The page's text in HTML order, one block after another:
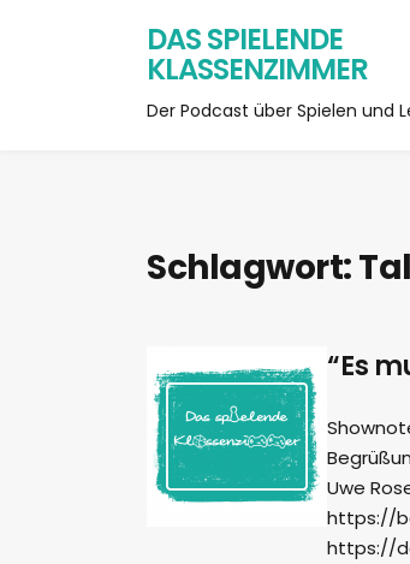
DAS SPIELENDE
KLASSENZIMMER
Der Podcast über Spielen und
Schlagwort:
“Es
Uwe
https://
https://